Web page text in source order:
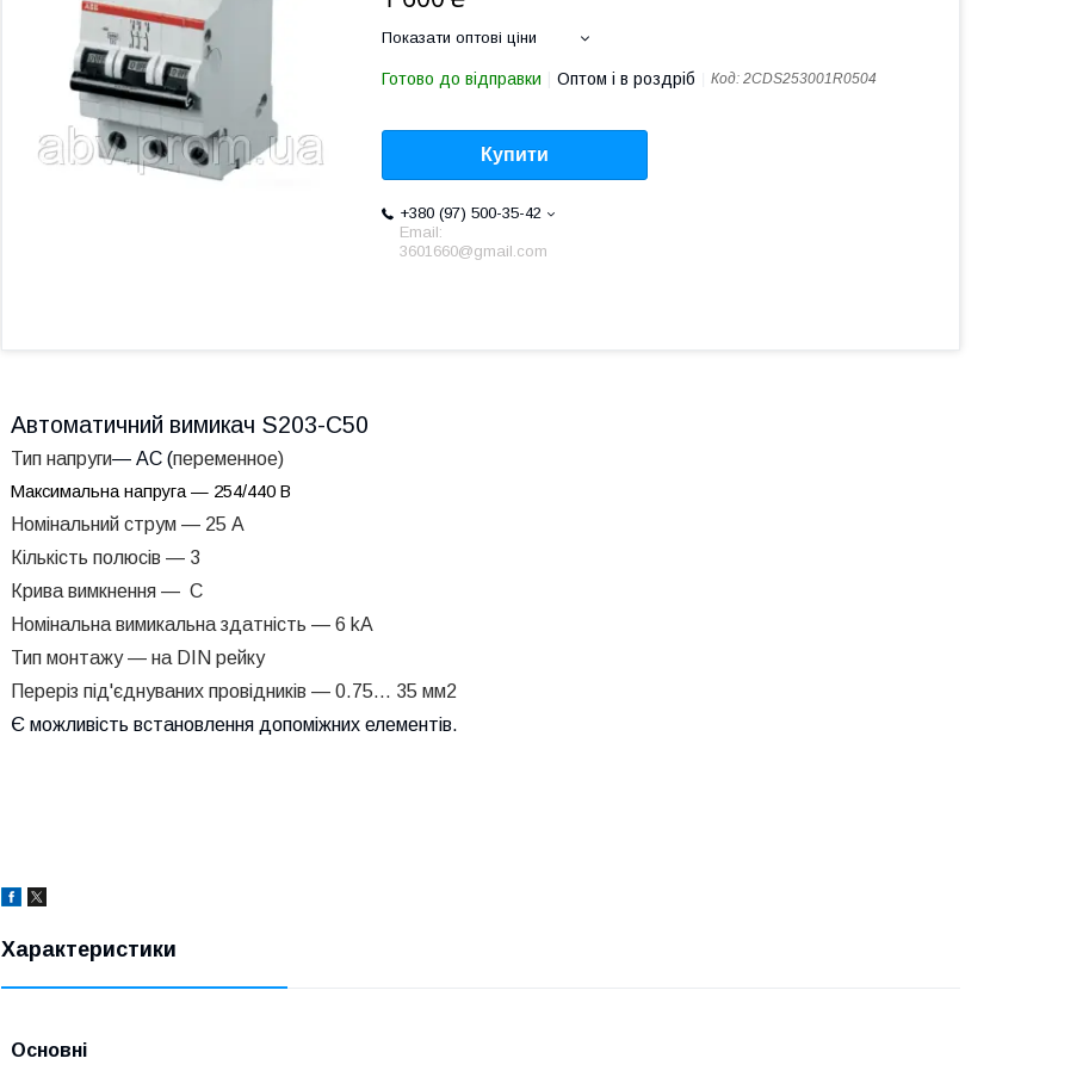
Показати оптові ціни
Готово до відправки Оптом і в роздріб Код: 2CDS253001R0504
Купити
+380 (97) 500-35-42
Email:
3601660@gmail.com
Автоматичний вимикач S203-C50
Тип напруги― АС (переменное)
Максимальна напруга — 254/440 В
Номінальний струм — 25 A
Кількість полюсів — 3
Крива вимкнення — C
Номінальна вимикальна здатність — 6 kA
Тип монтажу — на DIN рейку
Переріз під'єднуваних провідників — 0.75... 35 мм2
Є можливість встановлення допоміжних елементів.
Характеристики
Основні